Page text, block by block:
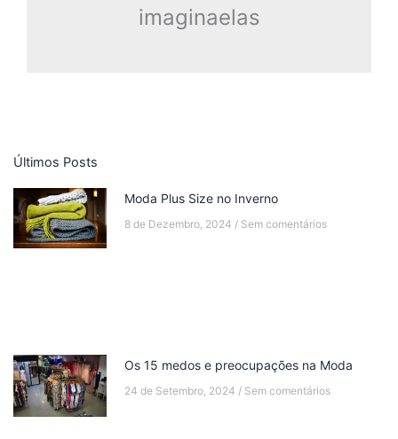
imaginaelas
Últimos Posts
Moda Plus Size no Inverno
8 de Dezembro, 2024 Sem comentários
Os 15 medos e preocupações na Moda
24 de Setembro, 2024 Sem comentários